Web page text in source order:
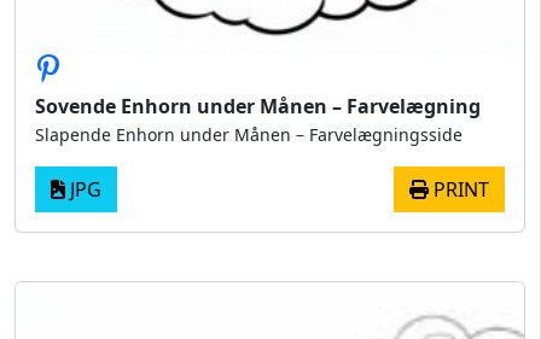
Sovende Enhorn under Månen – Farvelægning
Slapende Enhorn under Månen – Farvelægningsside
JPG PRINT